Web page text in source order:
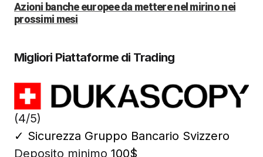
Azioni banche europee da mettere nel mirino nei
prossimi mesi
Migliori Piattaforme di Trading
(4/5)
✓ Sicurezza Gruppo Bancario Svizzero
Deposito minimo 100$